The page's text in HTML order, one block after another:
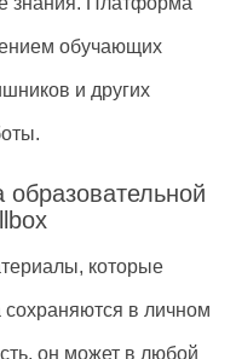
обучающих
и других
которые
сохраняются в личном
он может в любой